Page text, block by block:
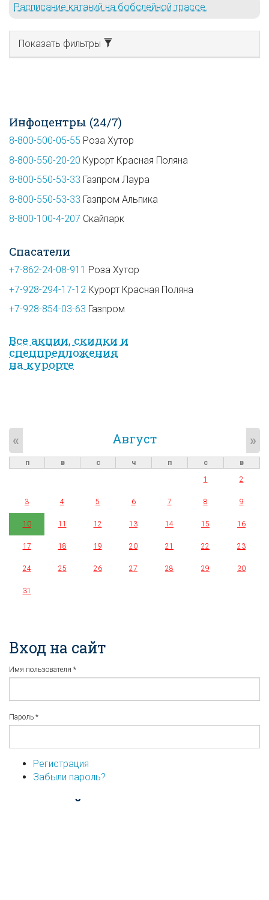
Расписание катаний на бобслейной трассе.
Показать фильтры
Инфоцентры (24/7)
8-800-500-05-55 Роза Хутор
8-800-550-20-20 Курорт Красная Поляна
8-800-550-53-33 Газпром Лаура
8-800-550-53-33 Газпром Альпика
8-800-100-4-207 Скайпарк
Спасатели
+7-862-24-08-911 Роза Хутор
+7-928-294-17-12 Курорт Красная Поляна
+7-928-854-03-63 Газпром
Все акции, скидки и
спец­предложе­ния
на курорте
Август
« »
п в с ч п с
в
1
2
3 4 5 6 7 8 9
10 11 12 13 14 15 16
17 18 19 20 21 22 23
24 25 26 27 28 29 30
31
Вход на сайт
Имя пользователя *
Пароль *
Регистрация
Забыли пароль?
...или войдите используя